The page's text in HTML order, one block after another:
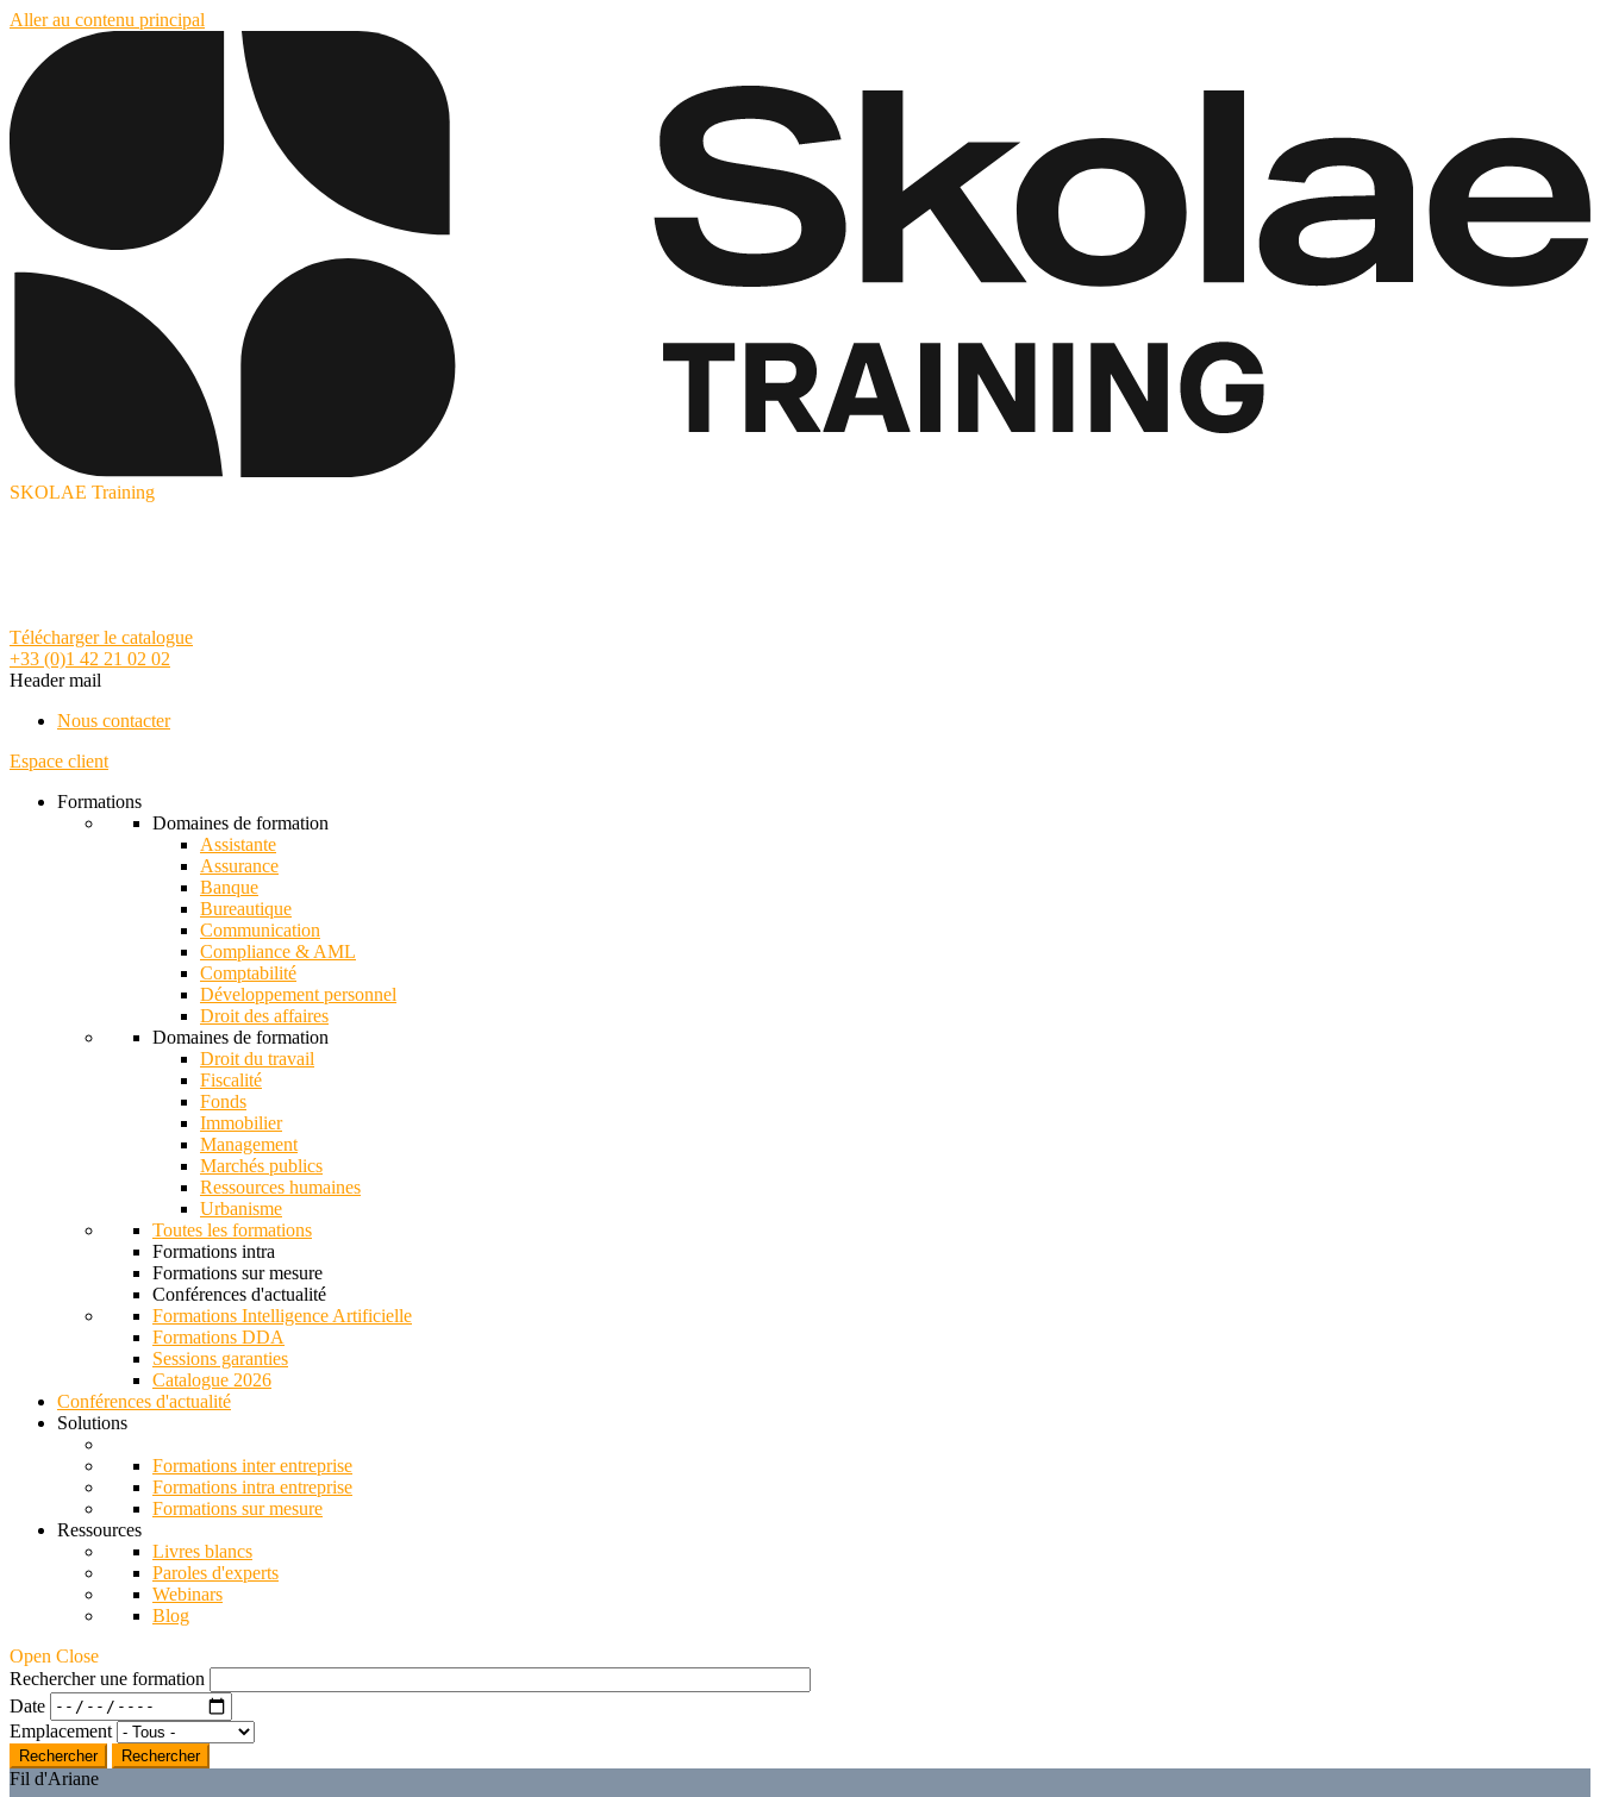
Aller au contenu principal
SKOLAE Training
Télécharger le catalogue
+33 (0)1 42 21 02 02
Header mail
Nous contacter
Espace client
Formations
Domaines de formation
Assistante
Assurance
Banque
Bureautique
Communication
Compliance & AML
Comptabilité
Développement personnel
Droit des affaires
Domaines de formation
Droit du travail
Fiscalité
Fonds
Immobilier
Management
Marchés publics
Ressources humaines
Urbanisme
Toutes les formations
Formations intra
Formations sur mesure
Conférences d'actualité
Formations Intelligence Artificielle
Formations DDA
Sessions garanties
Catalogue 2026
Conférences d'actualité
Solutions
Formations inter entreprise
Formations intra entreprise
Formations sur mesure
Ressources
Livres blancs
Paroles d'experts
Webinars
Blog
Open Close
Rechercher une formation
Date
Emplacement
Rechercher
Fil d'Ariane